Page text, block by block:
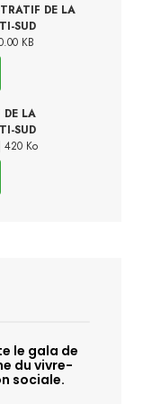
DE LA
SUD
KB
DE LA
SUD
| 420 Ko
le gala de
du vivre-
sociale.